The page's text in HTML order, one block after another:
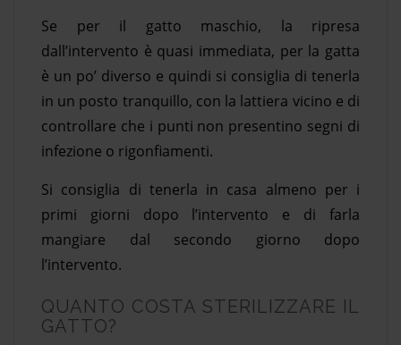
Se per il gatto maschio, la ripresa
dall’intervento è quasi immediata, per la gatta
è un po’ diverso e quindi si consiglia di tenerla
in un posto tranquillo, con la lattiera vicino e di
controllare che i punti non presentino segni di
infezione o rigonfiamenti.
Si consiglia di tenerla in casa almeno per i
primi giorni dopo l’intervento e di farla
mangiare dal secondo giorno dopo
l’intervento.
QUANTO COSTA STERILIZZARE IL
GATTO?